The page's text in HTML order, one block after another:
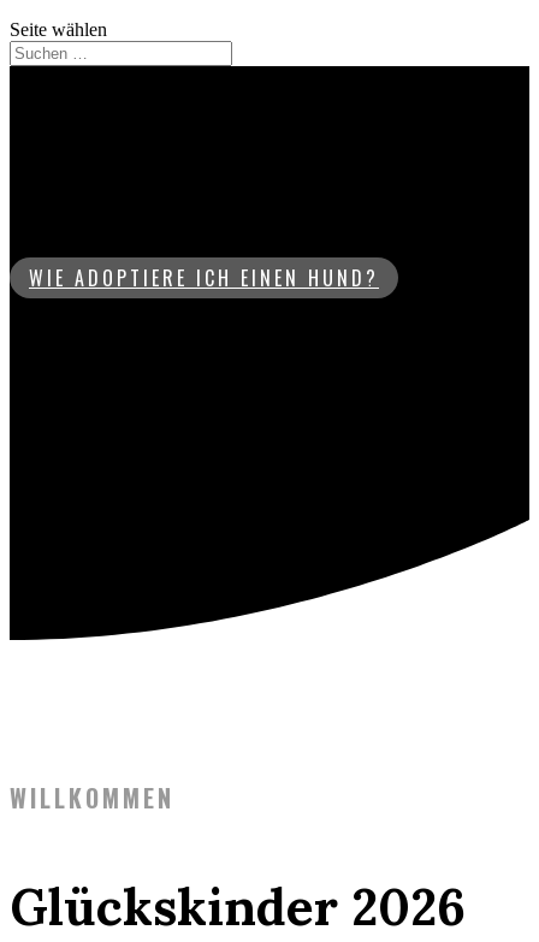
Seite wählen
WIE ADOPTIERE ICH EINEN HUND?
WILLKOMMEN
Glückskinder 2026